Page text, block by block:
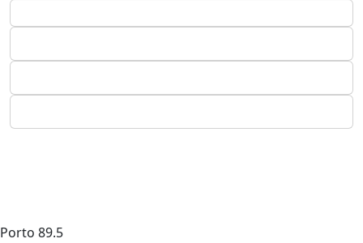
Porto 89.5